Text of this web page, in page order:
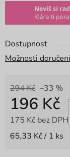
Dostupnost
Možnosti doručení
294 Kč –33 %
196 Kč
175 Kč bez DPH
Měrná cena:
65,33 Kč / 1 ks